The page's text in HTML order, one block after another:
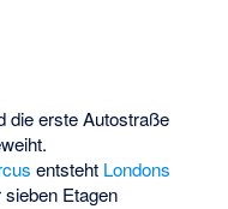
die erste Autostraße
entsteht Londons
Etagen